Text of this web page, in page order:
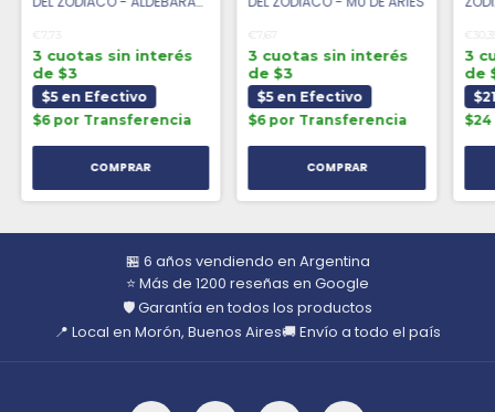
€7,73
3 cuotas sin interés
de $3
$5 en Efectivo
$6 por Transferencia
€7,67
3 cuotas sin interés
de $3
$5 en Efectivo
$6 por Transferencia
3
de
🏪 6 años vendiendo en Argentina
⭐ Más de 1200 reseñas en Google
🛡️ Garantía en todos los productos
📍 Local en Morón, Buenos Aires🚚 Envío a todo el país